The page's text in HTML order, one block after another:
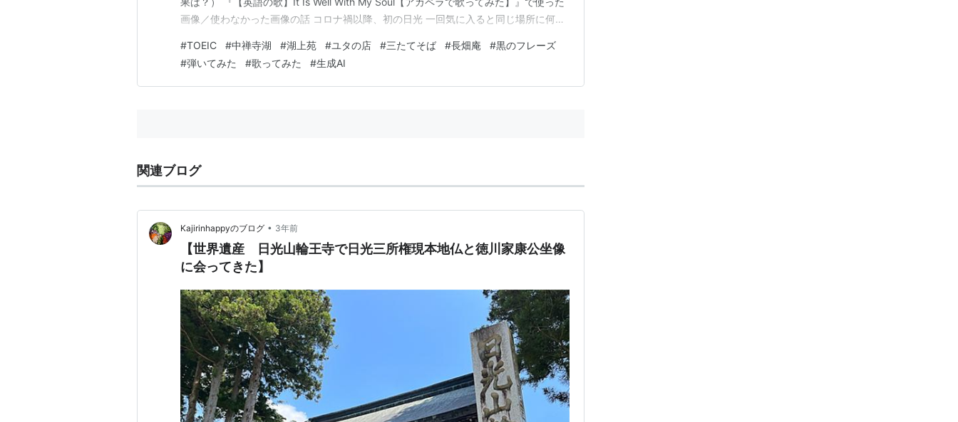
画像／使わなかった画像の話 コロナ禍以降、初の日光 一回気に入ると同じ場所に何度
も行っている場所でもあります） 行先は主に、奥日光。 東照宮とか日光駅…
#TOEIC #中禅寺湖 #湖上苑 #ユタの店 #三たてそば #長畑庵 #黒のフレーズ
#弾いてみた #歌ってみた #生成AI
関連ブログ
Kajirinhappyのブログ • 3年前
【世界遺産 日光山輪王寺で日光三所権現本地仏と徳川家康公坐像
に会ってきた】